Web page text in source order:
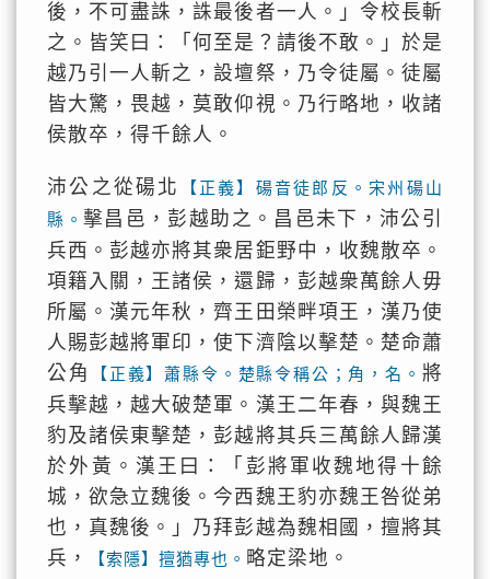
後，不可盡誅，誅最後者一人。」令校長斬
之。皆笑曰：「何至是？請後不敢。」於是
越乃引一人斬之，設壇祭，乃令徒屬。徒屬
皆大驚，畏越，莫敢仰視。乃行略地，收諸
侯散卒，得千餘人。
沛公之從碭北
【正義】碭音徒郎反。宋州碭山
縣。 擊昌邑，彭越助之。昌邑未下，沛公引
兵西。彭越亦將其衆居鉅野中，收魏散卒。
項籍入關，王諸侯，還歸，彭越衆萬餘人毋
所屬。漢元年秋，齊王田榮畔項王，漢乃使
人賜彭越將軍印，使下濟陰以擊楚。楚命蕭
公角
【正義】蕭縣令。楚縣令稱公；角，名。 將
兵擊越，越大破楚軍。漢王二年春，與魏王
豹及諸侯東擊楚，彭越將其兵三萬餘人歸漢
於外黃。漢王曰：「彭將軍收魏地得十餘
城，欲急立魏後。今西魏王豹亦魏王咎從弟
也，真魏後。」乃拜彭越為魏相國，擅將其
兵，
【索隱】擅猶專也。 略定梁地。